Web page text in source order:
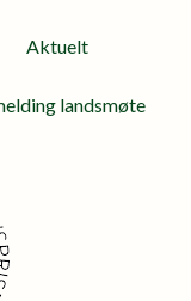
Aktuelt
landsmøte